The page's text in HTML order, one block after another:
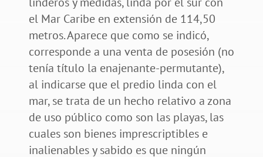
el Mar Caribe en extensión de 114,50
metros. Aparece que como se indicó,
corresponde a una venta de posesión (no
tenía título la enajenante-permutante),
al indicarse que el predio linda con el
mar, se trata de un hecho relativo a zona
de uso público como son las playas, las
cuales son bienes imprescriptibles e
inalienables y sabido es que ningún